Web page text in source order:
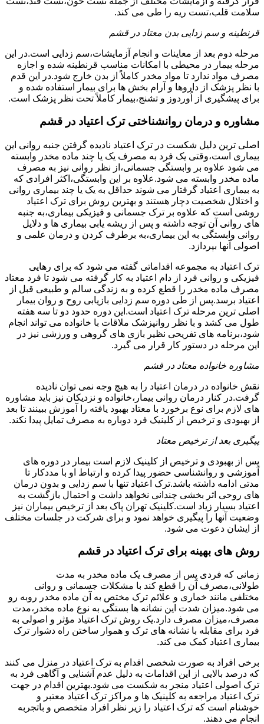
سلامت قلب،تست ریه را طی می کند.
قرنطینه و سم زدایی بدن معتاد در قشم
مرحله دوم بعد از معاینات و انجام آزمایشات،سم زدایی است.در این
مرحله بیمار در محیطی با امکانات مناسب قرنطینه شده و اجازه
مصرف مواد ندارد تا مواد مخدر کاملاً از بدن خارج شود.در این قدم
با نظر پزشک از داروها و آرام بخش ها برای بیمار استفاده شده و
برای پیشگیری از اُوردوز و تشنج،بیمار کاملاً تحت نظر پزشک است.
مشاوره و درمان روانشناختی ترک اعتیاد در قشم
اصلی ترین دلیل شکست در ترک اعتیاد نادیده گرفتن جنبه روانی این
بیماری است،وقتی یک فرد به مصرف یک یا چند ماده مخدر وابسته
می شود علاوه بر وابستگی جسمانی،از نظر روانی نیز به مصرف
ماده مخدر وابسته می شود.علاوه بر این وابستگی،اکثر افرادی که
به بیماری اعتیاد گرفتار می شوند حداقل به یک یا چند بیماری روانی
و اختلال شخصیت دچار هستند و بهترین روش برای ترک اعتیاد
روشی است که علاوه بر ترک جسمانی و فیزیکی بیماری،به جنبه
های روانی آن توجه داشته و پس از ریشه یابی بیماری ها و دلایل
روانی وابستگی به این بیماری،به برطرف کردن و درمان علمی و
اصولی آنها بپردازد.
ترک اعتیاد به مجموعه اقداماتی گفته می شود که برای رهایی
فیزیکی و روانی فرد از دام اعتیاد به کار گرفته می شود تا فرد معتاد
مصرف ماده مخدر را قطع کرده و به زندگی سالم و طبیعی قبل از
اعتیاد برسد.پس از طی دوره سم زدایی بازیابی روح و روان بیمار
اصلی ترین مرحله ترک اعتیاد است.این دوره حدود دو تا سه هفته
طول می کشد و با نظر روانپزشک ملاقات با خانواده می تواند انجام
شود،برنامه های تفریحی نظیر بازی های گروهی و ورزشی نیز در
این مرحله در دستور کار قرار می گیرد.
مشاوره خانواده معتاد در قشم
نقش خانواده در درمان اعتیاد را به هیچ وجه نمی توان نادیده
گرفت.در کنار درمان روانی بیمار،خانواده و نزدیکان نیز باید مشاوره
های لازم برای نوع برخورد با معتاد بهبود یافته را آموزش ببینند تا بعد
از بهبودی و ترخیص از کلینیک فرد دوباره به مصرف تمایل پیدا نکند.
پیگیری بعد از ترخیص معتاد
پس از بهبودی و ترخیص از کلینیک لازم است بیمار در دوره های
آموزشی و روانشناسی حضور پیدا کرده و ارتباط او با مددکار تا
مدتی ادامه داشته باشد.ترک اعتیاد تنها با سم زدایی و بدون درمان
های روحی اثر بخشی چندانی نخواهد داشت و احتمال بازگشت به
اعتیاد بسیار زیاد است.کلینیک تهران پاک بعد از ترخیص بیماران نیز
وضعیت آنها را پیگیری خواهد نمود و برای شرکت در جلسات مختلف
از ایشان دعوت می شود.
روش های بهینه برای ترک اعتیاد در قشم
زمانی که فردی پس از مصرف یک ماده مخدر به مدت
طولانی،مصرف آن را قطع کند با مشکلات جسمانی و روانی
مختلفی مانند خماری و علائم ترک مختص به آن ماده مخدر روبه رو
می شود.میزان شدت این نشانه ها بستگی به نوع ماده مخدر،مدت
مصرف،میزان مصرف دارد.یک روش ترک اعتیاد مؤثر و اصولی به
فرد برای مقابله با نشانه های ترک و هموار ساختن راه دشوار ترک
بیماری اعتیاد کمک می کند.
برخی افراد به صورت شخصی اقدام به ترک اعتیاد در منزل می کنند
که درصد بالایی از این اقدامات به دلیل عدم آشنایی و آگاهی فرد به
ترک اصولی اعتیاد منجر به شکست می شود.بهترین اقدام در جهت
ترک اعتیاد مراجعه به کلینیک ها و مراکز ترک اعتیاد معتبر و
خوشنام است که ترک اعتیاد را زیر نظر افراد متخصص و باتجربه
انجام می دهند.